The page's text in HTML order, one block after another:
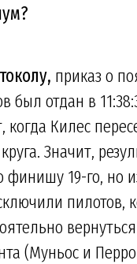
приказ о
был отдан в
Килес
Значит,
19-го, но
пилотов,
(Муньос и